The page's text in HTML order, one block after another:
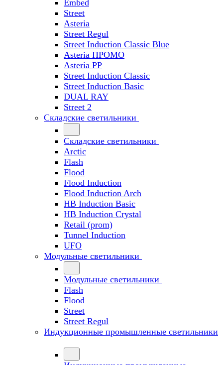
Embed
Street
Asteria
Street Regul
Street Induction Classic Blue
Asteria ПРОМО
Asteria PP
Street Induction Classic
Street Induction Basic
DUAL RAY
Street 2
Складские светильники
Складские светильники
Arctic
Flash
Flood
Flood Induction
Flood Induction Arch
HB Induction Basic
HB Induction Crystal
Retail (prom)
Tunnel Induction
UFO
Модульные светильники
Модульные светильники
Flash
Flood
Street
Street Regul
Индукционные промышленные светильники